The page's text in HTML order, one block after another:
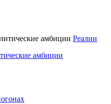
Реалии
амбиции